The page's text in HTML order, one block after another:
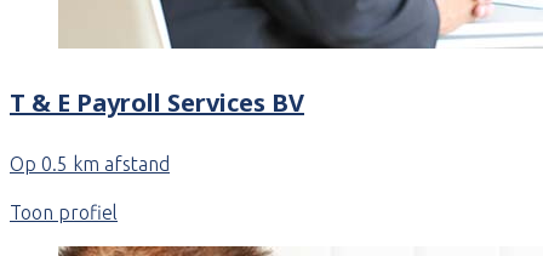
T & E Payroll Services BV
Op 0.5 km afstand
Toon profiel